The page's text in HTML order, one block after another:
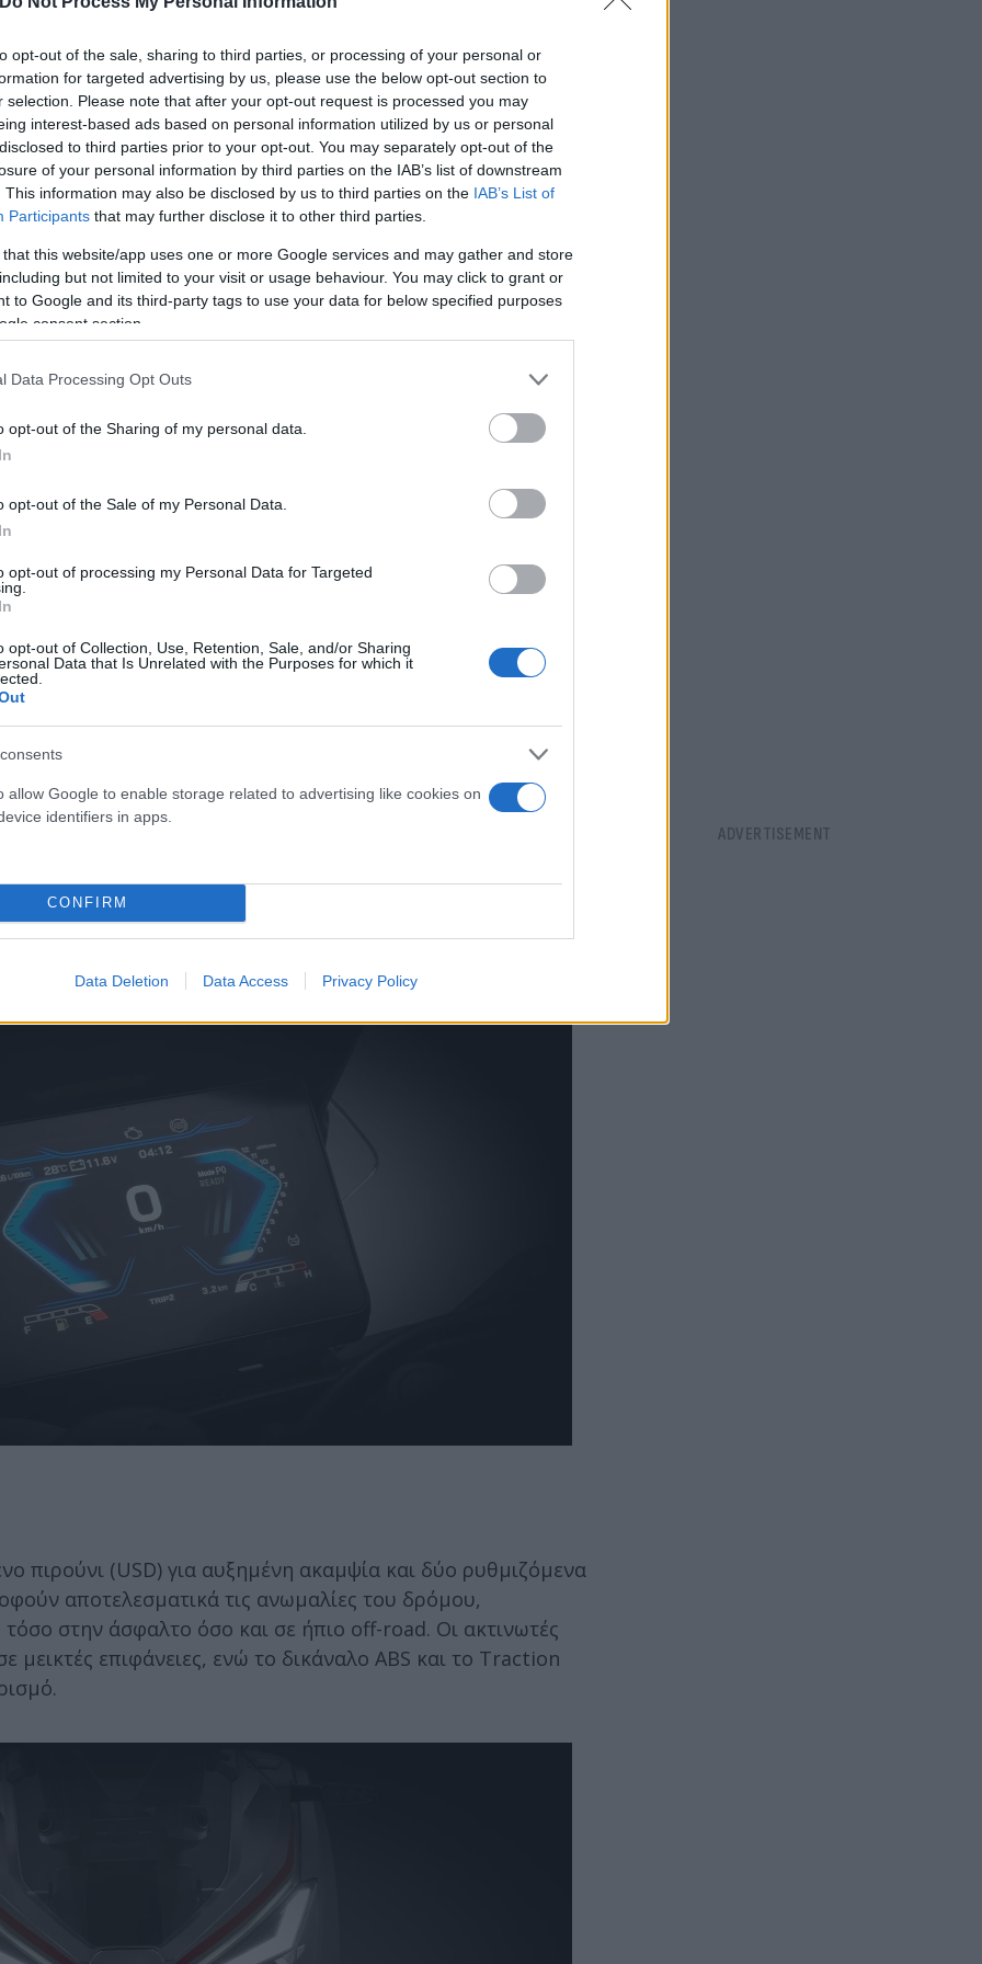
opt-out of the sale, sharing to third parties, or processing of your personal or
for targeted advertising by us, please use the below opt-out section to
selection. Please note that after your opt-out request is processed you may
interest-based ads based on personal information utilized by us or personal
to third parties prior to your opt-out. You may separately opt-out of the
of your personal information by third parties on the IAB’s list of downstream
This information may also be disclosed by us to third parties on the IAB’s List of
Participants that may further disclose it to other third parties.
that this website/app uses one or more Google services and may gather and store
but not limited to your visit or usage behaviour. You may click to grant or
to Google and its third-party tags to use your data for below specified purposes
consent section.
Data Processing Opt Outs
opt-out of the Sharing of my personal data.
opt-out of the Sale of my Personal Data.
opt-out of processing my Personal Data for Targeted
opt-out of Collection, Use, Retention, Sale, and/or Sharing
Data that Is Unrelated with the Purposes for which it
allow Google to enable storage related to advertising like cookies on
identifiers in apps.
CONFIRM
Data Deletion Data Access Privacy Policy
Οικονομία
για την ισχύ και την απόκρισή του, αποδίδοντας 15
και σταθερή επιτάχυνση μέχρι την τελική ταχύτητα,
στις περιαστικές μετακινήσεις. Το σύστημα Start/Stop
στη βελτιστοποίηση της οικονομίας καυσίμου, με την
100 km. Η υβριδική τεχνολογία αξιοποιεί τη γεννήτρια του
όταν απαιτείται.
πιρούνι (USD) για αυξημένη ακαμψία και δύο ρυθμιζόμενα
αποτελεσματικά τις ανωμαλίες του δρόμου,
τόσο στην άσφαλτο όσο και σε ήπιο off-road. Οι ακτινωτές
επιφάνειες, ενώ το δικάναλο ABS και το Traction